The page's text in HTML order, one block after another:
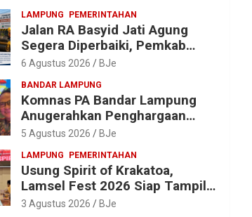
LAMPUNG PEMERINTAHAN
Jalan RA Basyid Jati Agung
Segera Diperbaiki, Pemkab
Lampung Selatan Alokasikan
6 Agustus 2026 BJe
BANDAR LAMPUNG
Komnas PA Bandar Lampung
Anugerahkan Penghargaan
kepada Kombes Pol. Alfret
5 Agustus 2026 BJe
LAMPUNG PEMERINTAHAN
Usung Spirit of Krakatoa,
Lamsel Fest 2026 Siap Tampil
Lebih Spektakuler dengan
3 Agustus 2026 BJe